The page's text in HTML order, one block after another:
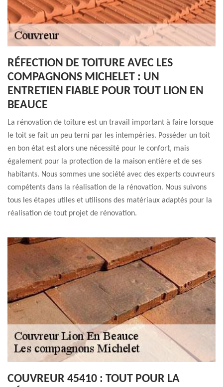
RÉFECTION DE TOITURE AVEC LES
COMPAGNONS MICHELET : UN
ENTRETIEN FIABLE POUR TOUT LION EN
BEAUCE
La rénovation de toiture est un travail important à faire lorsque
le toit se fait un peu terni par les intempéries. Posséder un toit
en bon état est alors une nécessité pour le confort, mais
également pour la protection de la maison entière et de ses
habitants. Nous sommes une société avec des experts couvreurs
compétents dans la réalisation de la rénovation. Nous suivons
tous les étapes utiles et utilisons des matériaux adaptés pour la
réalisation de tout projet de rénovation.
COUVREUR 45410 : TOUT POUR LA